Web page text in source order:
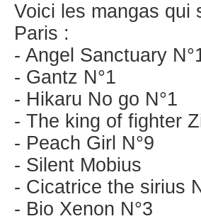
Voici les mangas qui
Paris :
- Angel Sanctuary
- Gantz N°1
- Hikaru No go N°1
- The king of fighter
- Peach Girl N°9
- Silent Mobius
- Cicatrice the sirius
- Bio Xenon N°3